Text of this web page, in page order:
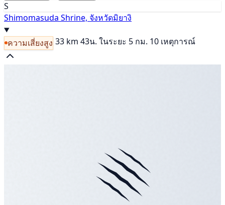
S
Shimomasuda Shrine, จังหวัดมิยางิ
ความเสี่ยงสูง 33 km 43น. ในระยะ 5 กม. 10 เหตุการณ์